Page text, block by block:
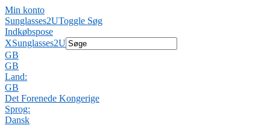
Min konto
Sunglasses2UToggle Søg
Indkøbspose
XSunglasses2U
GB
GB
Land:
GB
Det Forenede Kongerige
Sprog:
Dansk